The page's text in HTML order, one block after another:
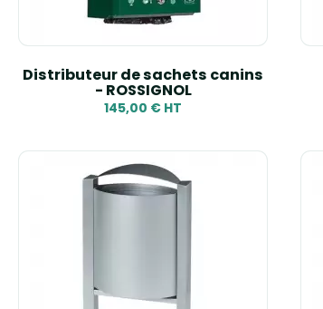
Distributeur de sachets canins
- ROSSIGNOL
145,00 € HT